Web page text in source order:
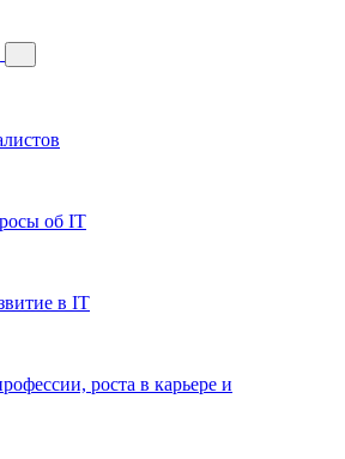
об IT
в IT
роста в карьере и